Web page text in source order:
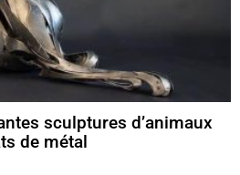
sculptures d’animaux
de métal